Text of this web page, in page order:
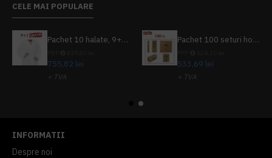
CELE MAI POPULARE
Pachet 10 halate, 9+1 gratuit
755,82 lei
+ TVA
Pachet 100 seturi hoteliere, set dentar, set barbierit, casca de dus, pila unghii, set cusut
533,69 lei
+ TVA
INFORMATII
Despre noi